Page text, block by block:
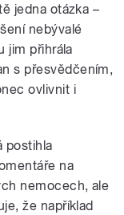
jedna otázka –
nebývalé
jim přihrála
s přesvědčením,
ovlivnit i
postihla
na
nemocech, ale
že například